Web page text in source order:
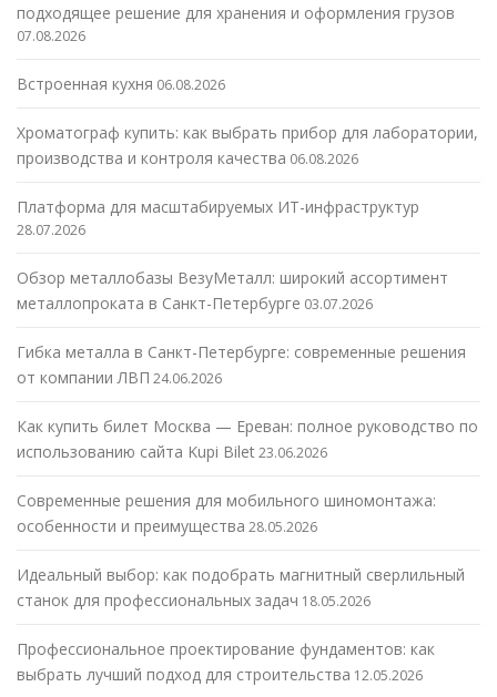
подходящее решение для хранения и оформления грузов
07.08.2026
Встроенная кухня 06.08.2026
Хроматограф купить: как выбрать прибор для лаборатории,
производства и контроля качества 06.08.2026
Платформа для масштабируемых ИТ-инфраструктур
28.07.2026
Обзор металлобазы ВезуМеталл: широкий ассортимент
металлопроката в Санкт-Петербурге 03.07.2026
Гибка металла в Санкт-Петербурге: современные решения
от компании ЛВП 24.06.2026
Как купить билет Москва — Ереван: полное руководство по
использованию сайта Kupi Bilet23.06.2026
Современные решения для мобильного шиномонтажа:
особенности и преимущества 28.05.2026
Идеальный выбор: как подобрать магнитный сверлильный
станок для профессиональных задач 18.05.2026
Профессиональное проектирование фундаментов: как
выбрать лучший подход для строительства 12.05.2026